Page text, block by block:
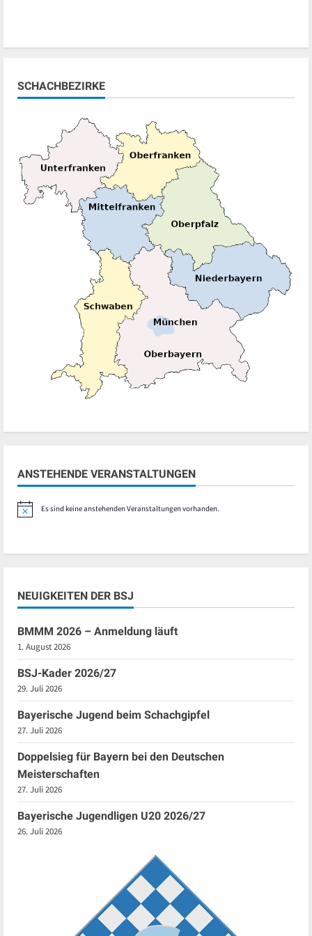
SCHACHBEZIRKE
ANSTEHENDE VERANSTALTUNGEN
HinweisEs sind keine anstehenden Veranstaltungen vorhanden.
NEUIGKEITEN DER BSJ
BMMM 2026 – Anmeldung läuft
1. August 2026
BSJ-Kader 2026/27
29. Juli 2026
Bayerische Jugend beim Schachgipfel
27. Juli 2026
Doppelsieg für Bayern bei den Deutschen
Meisterschaften
27. Juli 2026
Bayerische Jugendligen U20 2026/27
26. Juli 2026